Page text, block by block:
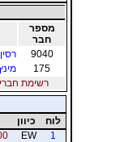
מספר
חבר
9040
175
רשימת חברי
לוח כיוון
1
EW